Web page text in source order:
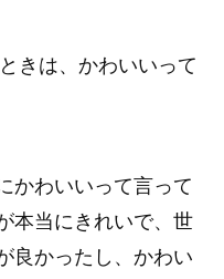
は、かわいいって
かわいいって言って
本当にきれいで、世
良かったし、かわい